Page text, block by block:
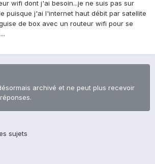
wifi dont j'ai besoin...je ne suis pas sur
puisque j'ai l'internet haut débit par satellite
de box avec un routeur wifi pour se
archivé et ne peut plus recevoir
sujets